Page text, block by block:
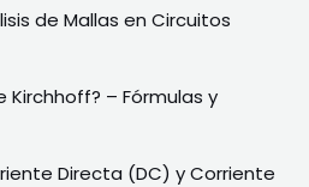
de Mallas en Circuitos
Kirchhoff? – Fórmulas y
Directa (DC) y Corriente